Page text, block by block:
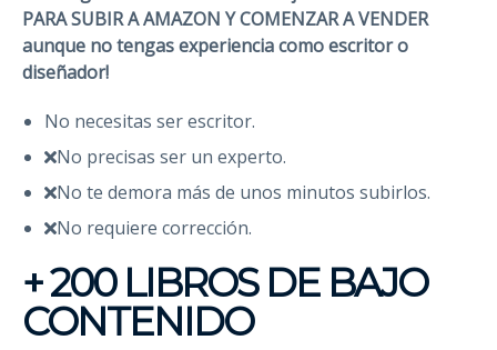
PARA SUBIR A AMAZON Y COMENZAR A VENDER
aunque no tengas experiencia como escritor o
diseñador!
No necesitas ser escritor.
No precisas ser un experto.
No te demora más de unos minutos subirlos.
No requiere corrección.
+ 200 LIBROS DE BAJO
CONTENIDO